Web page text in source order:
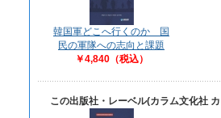
韓国軍どこへ行くのか 国
民の軍隊への志向と課題
￥4,840（税込）
この出版社・レーベル(カラム文化社